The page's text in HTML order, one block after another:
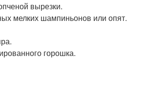
вырезки.
мелких шампиньонов или опят.
горошка.